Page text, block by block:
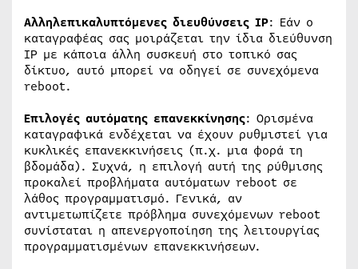
Αλληλεπικαλυπτόμενες διευθύνσεις IP: Εάν ο
καταγραφέας σας μοιράζεται την ίδια διεύθυνση
IP με κάποια άλλη συσκευή στο τοπικό σας
δίκτυο, αυτό μπορεί να οδηγεί σε συνεχόμενα
reboot.
Επιλογές αυτόματης επανεκκίνησης: Ορισμένα
καταγραφικά ενδέχεται να έχουν ρυθμιστεί για
κυκλικές επανεκκινήσεις (π.χ. μια φορά τη
βδομάδα). Συχνά, η επιλογή αυτή της ρύθμισης
προκαλεί προβλήματα αυτόματων reboot σε
λάθος προγραμματισμό. Γενικά, αν
αντιμετωπίζετε πρόβλημα συνεχόμενων reboot
συνίσταται η απενεργοποίηση της λειτουργίας
προγραμματισμένων επανεκκινήσεων.